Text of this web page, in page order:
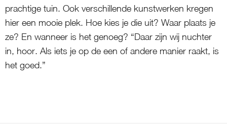
prachtige tuin. Ook verschillende kunstwerken kregen
hier een mooie plek. Hoe kies je die uit? Waar plaats je
ze? En wanneer is het genoeg? “Daar zijn wij nuchter
in, hoor. Als iets je op de een of andere manier raakt, is
het goed.”